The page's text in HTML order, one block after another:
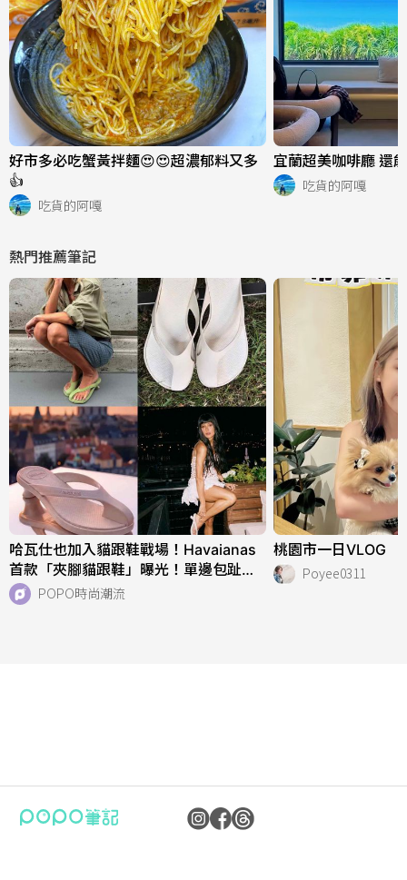
好市多必吃蟹黃拌麵😍😍超濃郁料又多
👍
吃貨的阿嘎
宜蘭超美咖啡廳 還
吃貨的阿嘎
熱門推薦筆記
哈瓦仕也加入貓跟鞋戰場！Havaianas
首款「夾腳貓跟鞋」曝光！單邊包趾超
好看、一亮相就爆紅！
POPO時尚潮流
桃園市一日VLOG
Poyee0311